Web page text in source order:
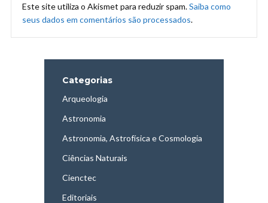
Este site utiliza o Akismet para reduzir spam.Saiba como
seus dados em comentários são processados.
Categorias
Arqueologia
Astronomia
Astronomia, Astrofísica e Cosmologia
Ciências Naturais
Cienctec
Editoriais